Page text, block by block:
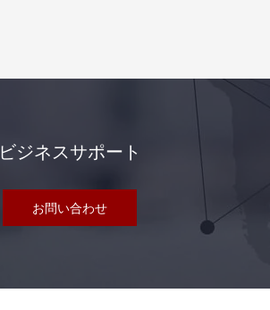
ビジネスサポート
お問い合わせ